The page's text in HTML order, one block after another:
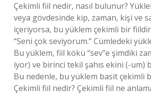
Çekimli fiil nedir, nasıl bulunur?
veya gövdesinde kip, zaman, kişi ve
içeriyorsa, bu yüklem çekimli bir
“Seni çok seviyorum.” Cümledeki
Bu yüklem, fiil kökü “sev”e şimdiki
iyor) ve birinci tekil şahıs ekini (-um)
Bu nedenle, bu yüklem basit çekimli
Çekimli fiil nedir? Çekimli fiil ne